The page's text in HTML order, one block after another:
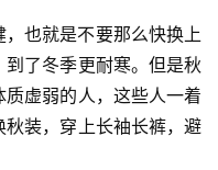
也就是不要那么快换上
了冬季更耐寒。但是秋
虚弱的人，这些人一着
装，穿上长袖长裤，避